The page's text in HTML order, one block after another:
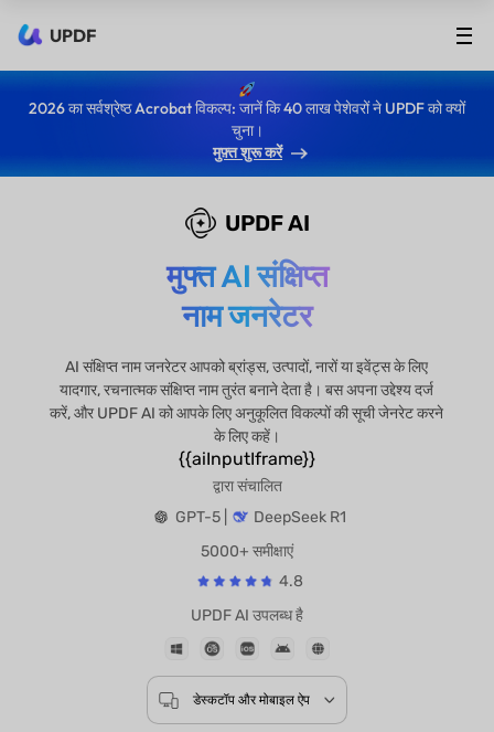
UPDF
2026 का सर्वश्रेष्ठ Acrobat विकल्प: जानें कि 40 लाख पेशेवरों ने UPDF को क्यों
चुना।
मुफ़्त शुरू करें
UPDF AI
मुफ्त AI संक्षिप्त
नाम जनरेटर
AI संक्षिप्त नाम जनरेटर आपको ब्रांड्स, उत्पादों, नारों या इवेंट्स के लिए
यादगार, रचनात्मक संक्षिप्त नाम तुरंत बनाने देता है। बस अपना उद्देश्य दर्ज
करें, और UPDF AI को आपके लिए अनुकूलित विकल्पों की सूची जेनरेट करने
के लिए कहें।
{{aiInputIframe}}
द्वारा संचालित
GPT-5 |
DeepSeek R1
5000+ समीक्षाएं
4.8
UPDF AI उपलब्ध है